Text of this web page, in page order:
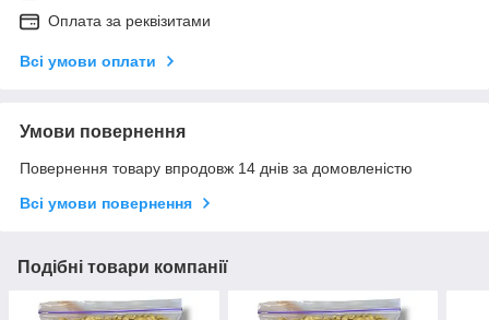
Оплата за реквізитами
Всі умови оплати
Умови повернення
Повернення товару впродовж 14 днів за домовленістю
Всі умови повернення
Подібні товари компанії